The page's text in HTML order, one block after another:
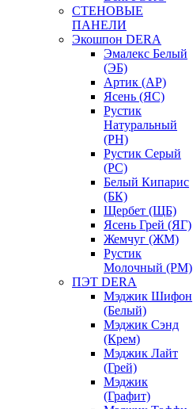
СТЕНОВЫЕ
ПАНЕЛИ
Экошпон DERA
Эмалекс Белый
(ЭБ)
Артик (АР)
Ясень (ЯС)
Рустик
Натуральный
(РН)
Рустик Серый
(РС)
Белый Кипарис
(БК)
Щербет (ЩБ)
Ясень Грей (ЯГ)
Жемчуг (ЖМ)
Рустик
Молочный (РМ)
ПЭТ DERA
Мэджик Шифон
(Белый)
Мэджик Сэнд
(Крем)
Мэджик Лайт
(Грей)
Мэджик
(Графит)